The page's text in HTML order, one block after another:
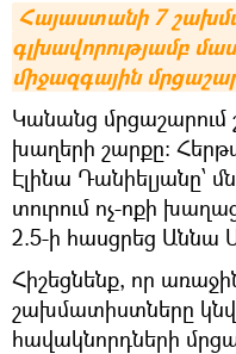
Հայաստանի 7
գլխավորությամբ
միջազգային
Կանանց մրցաշարում
խաղերի շարքը:
Էլինա Դանիելյանը՝
տուրում ոչ-ոքի
2.5-ի հասցրեց Աննա
Հիշեցնենք, որ
շախմատիստները
հավակնորդների